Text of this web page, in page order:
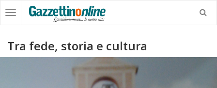
Tra fede, storia e cultura